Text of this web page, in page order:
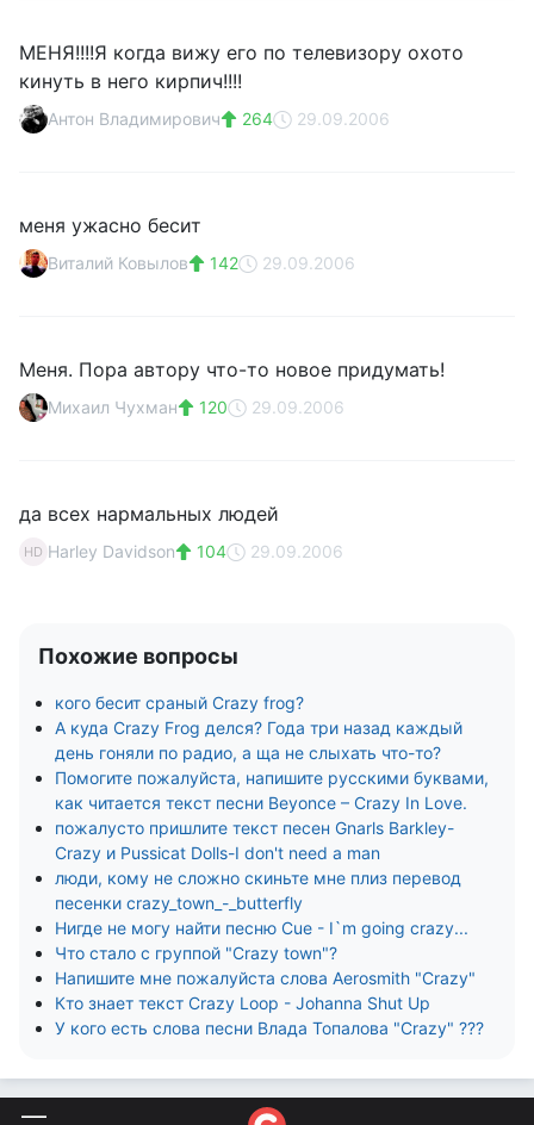
МЕНЯ!!!!Я когда вижу его по телевизору охото
кинуть в него кирпич!!!!
Антон Владимирович 264 29.09.2006
меня ужасно бесит
Виталий Ковылов 142 29.09.2006
Меня. Пора автору что-то новое придумать!
Михаил Чухман 120 29.09.2006
да всех нармальных людей
HD Harley Davidson 104 29.09.2006
Похожие вопросы
кого бесит сраный Crazy frog?
А куда Crazy Frog делся? Года три назад каждый
день гоняли по радио, а ща не слыхать что-то?
Помогите пожалуйста, напишите русскими буквами,
как читается текст песни Beyonce – Crazy In Love.
пожалусто пришлите текст песен Gnarls Barkley-
Crazy и Pussicat Dolls-I don't need a man
люди, кому не сложно скиньте мне плиз перевод
песенки crazy_town_-_butterfly
Нигде не могу найти песню Cue - I`m going crazy...
Что стало с группой "Crazy town"?
Напишите мне пожалуйста слова Aerosmith "Crazy"
Кто знает текст Crazy Loop - Johanna Shut Up
У кого есть слова песни Влада Топалова "Crazy" ???